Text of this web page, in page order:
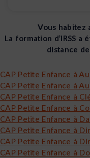
Vous habitez
La formation d’IRSS
distance
CAP Petite Enfance à
CAP Petite Enfance à
CAP Petite Enfance à
CAP Petite Enfance à
CAP Petite Enfance à
CAP Petite Enfance à
CAP Petite Enfance à
CAP Petite Enfance à